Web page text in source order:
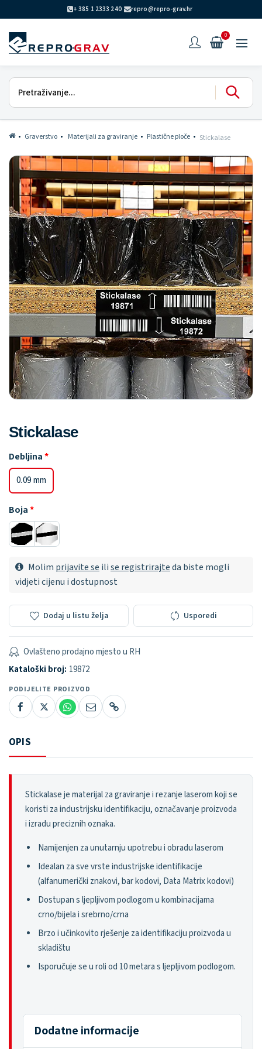
+ 385 1 2333 240 repro@repro-grav.hr
0
Graverstvo Materijali za graviranje Plastične ploče Stickalase
Stickalase
Debljina
0.09 mm
Boja
Molim prijavite se ilise registrirajteda biste mogli
vidjeti cijenu i dostupnost
Dodaj u listu želja Usporedi
Ovlašteno prodajno mjesto u RH
Kataloški broj: 19872
PODIJELITE PROIZVOD
OPIS
Stickalase je materijal za graviranje i rezanje laserom koji se
koristi za industrijsku identifikaciju, označavanje proizvoda
i izradu preciznih oznaka.
Namijenjen za unutarnju upotrebu i obradu laserom
Idealan za sve vrste industrijske identifikacije
(alfanumerički znakovi, bar kodovi, Data Matrix kodovi)
Dostupan s ljepljivom podlogom u kombinacijama
crno/bijela i srebrno/crna
Brzo i učinkovito rješenje za identifikaciju proizvoda u
skladištu
Isporučuje se u roli od 10 metara s ljepljivom podlogom.
Dodatne informacije